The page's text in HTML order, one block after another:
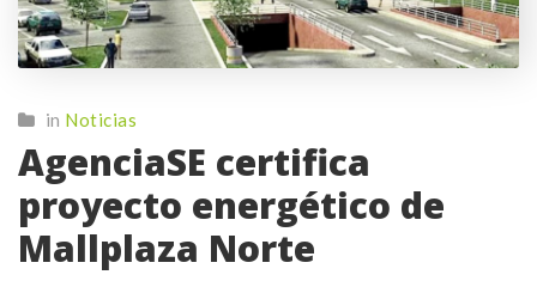
in Noticias
AgenciaSE certifica
proyecto energético de
Mallplaza Norte